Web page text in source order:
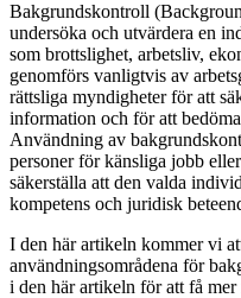
Bakgrundskontroll
undersöka och utvärdera en
som brottslighet, arbetsliv,
genomförs vanligtvis av
rättsliga myndigheter för att
information och för att
Användning av
personer för känsliga jobb
säkerställa att den valda
kompetens och juridisk
I den här artikeln kommer vi
användningsområdena för
i den här artikeln för att få